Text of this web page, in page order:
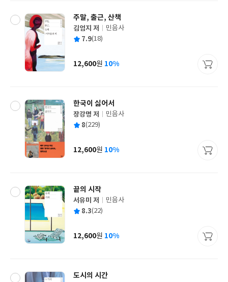
주말, 출근, 산책
글
쓴
김엄지 저
출
사
민음사
평 7.9(18)
가
12,600원 10%
한국이 싫어서
글
쓴
장강명 저
출
사
민음사
평 8(229)
가
12,600원 10%
끝의 시작
글
쓴
서유미 저
출
사
민음사
평 8.3(22)
가
12,600원 10%
도시의 시간